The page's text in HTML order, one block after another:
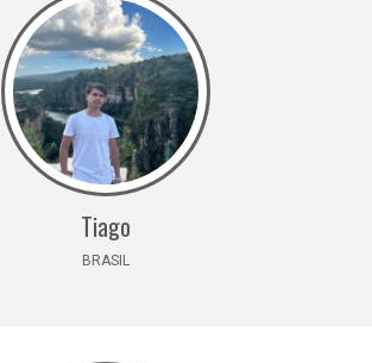
Tiago
BRASIL